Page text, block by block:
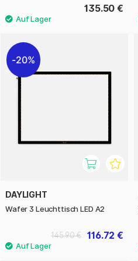
135.50 €
20%
DAYLIGHT
Wafer 3 Leuchttisch LED A2
116.72 €
145.90 €